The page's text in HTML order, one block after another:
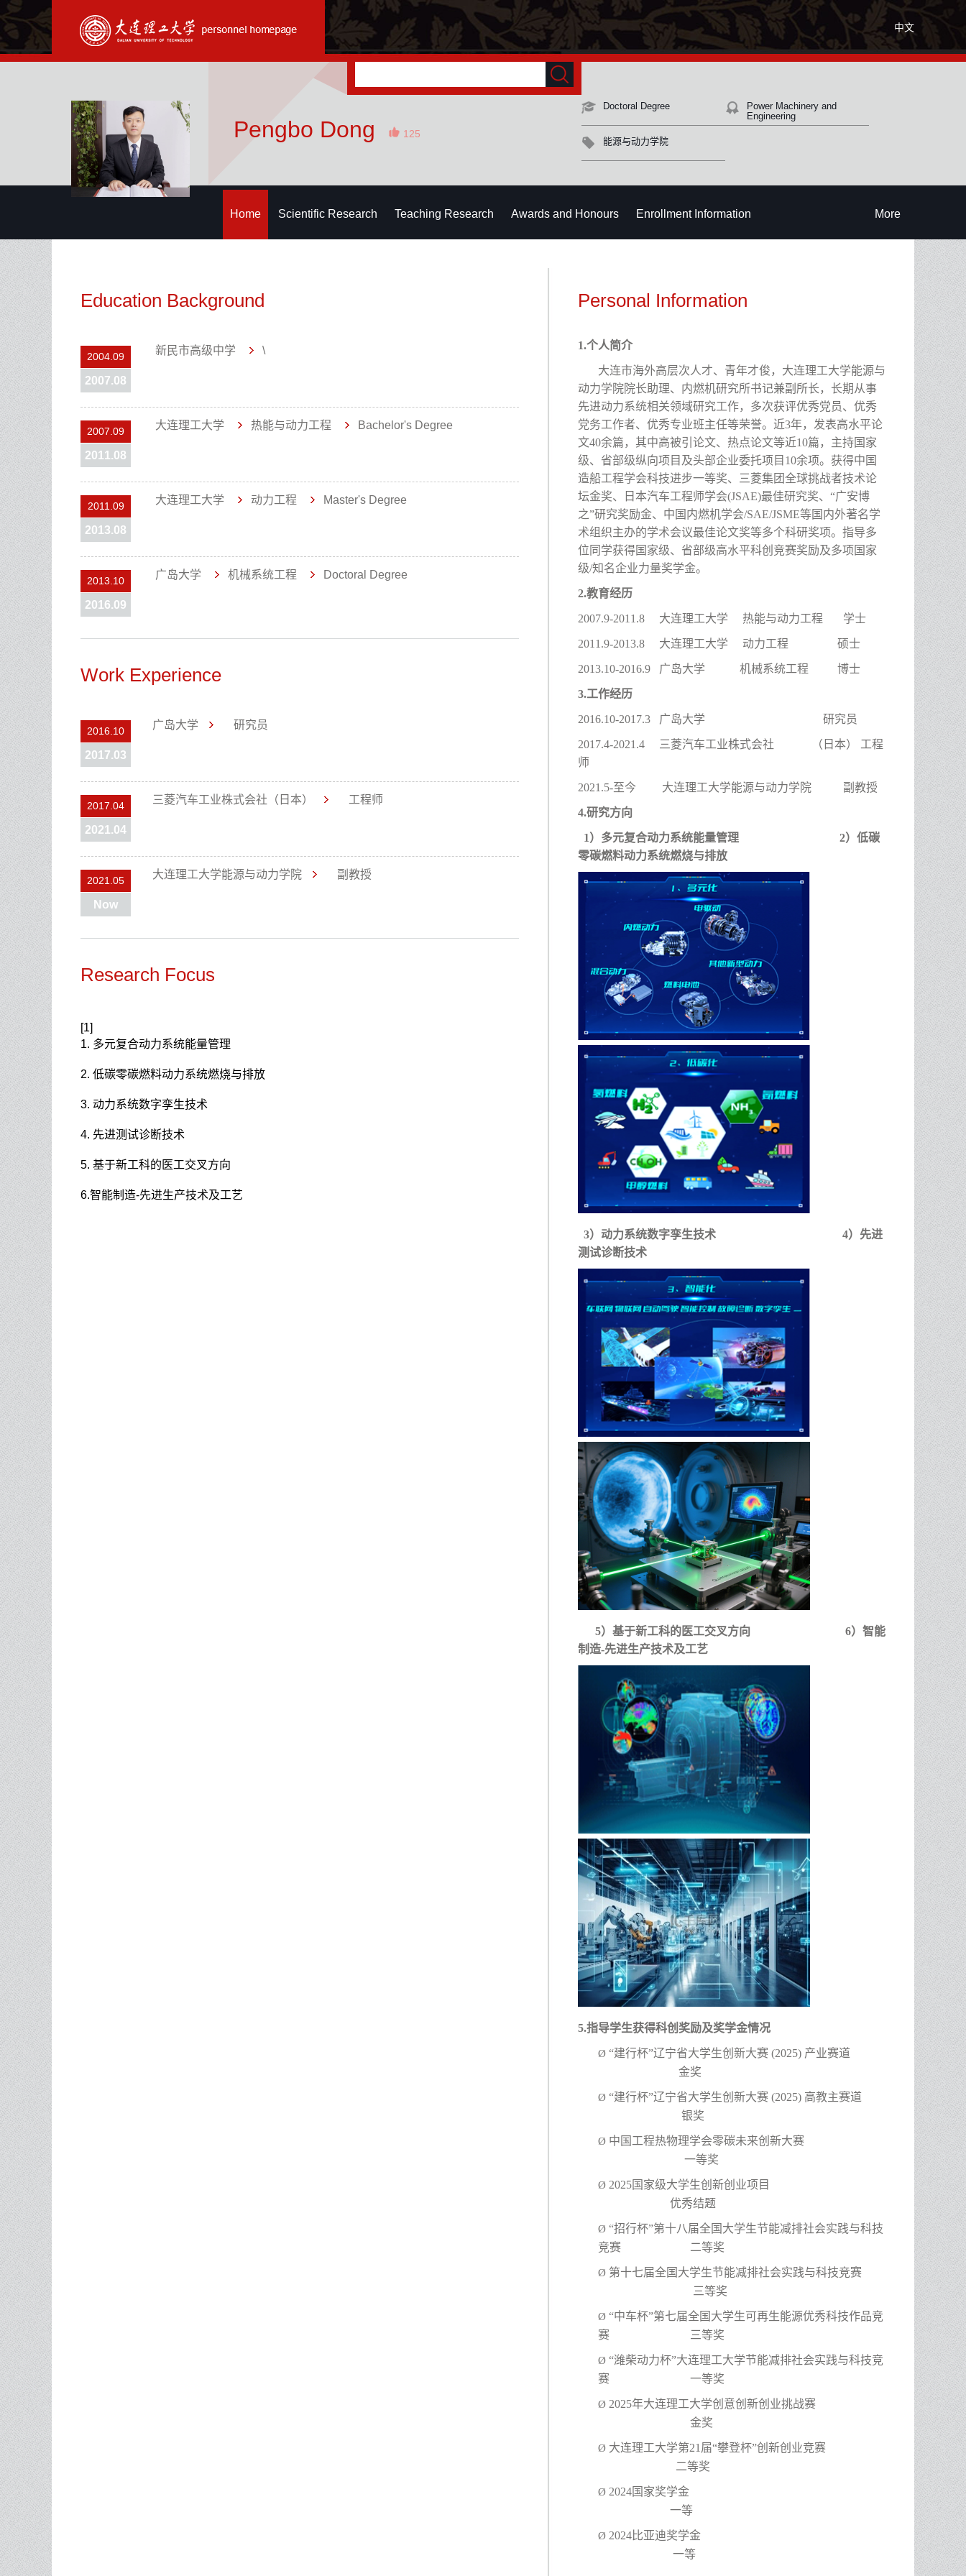
中文
Pengbo Dong 125
Doctoral Degree
Power Machinery and
Engineering
能源与动力学院
Home Scientific Research Teaching Research Awards and Honours Enrollment Information More
Education Background
2004.09
2007.08
新民市高级中学 \
2007.09
2011.08
大连理工大学 热能与动力工程 Bachelor's Degree
2011.09
2013.08
大连理工大学 动力工程 Master's Degree
2013.10
2016.09
广岛大学 机械系统工程 Doctoral Degree
Work Experience
2016.10
2017.03
广岛大学 研究员
2017.04
2021.04
三菱汽车工业株式会社（日本） 工程师
2021.05
Now
大连理工大学能源与动力学院 副教授
Research Focus
[1]
1. 多元复合动力系统能量管理
2. 低碳零碳燃料动力系统燃烧与排放
3. 动力系统数字孪生技术
4. 先进测试诊断技术
5. 基于新工科的医工交叉方向
6.智能制造-先进生产技术及工艺
Personal Information
1.个人简介
大连市海外高层次人才、青年才俊，大连理工大学能源与
动力学院院长助理、内燃机研究所书记兼副所长，长期从事
先进动力系统相关领域研究工作，多次获评优秀党员、优秀
党务工作者、优秀专业班主任等荣誉。近3年，发表高水平论
文40余篇，其中高被引论文、热点论文等近10篇，主持国家
级、省部级纵向项目及头部企业委托项目10余项。获得中国
造船工程学会科技进步一等奖、三菱集团全球挑战者技术论
坛金奖、日本汽车工程师学会(JSAE)最佳研究奖、“广安博
之”研究奖励金、中国内燃机学会/SAE/JSME等国内外著名学
术组织主办的学术会议最佳论文奖等多个科研奖项。指导多
位同学获得国家级、省部级高水平科创竞赛奖励及多项国家
级/知名企业力量奖学金。
2.教育经历
2007.9-2011.8 大连理工大学 热能与动力工程 学士
2011.9-2013.8 大连理工大学 动力工程 硕士
2013.10-2016.9 广岛大学 机械系统工程 博士
3.工作经历
2016.10-2017.3 广岛大学 研究员
2017.4-2021.4 三菱汽车工业株式会社 （日本） 工程
师
2021.5-至今 大连理工大学能源与动力学院 副教授
4.研究方向
1）多元复合动力系统能量管理
2）低碳
零碳燃料动力系统燃烧与排放
3）动力系统数字孪生技术
4）先进
测试诊断技术
5）基于新工科的医工交叉方向
6）智能
制造-先进生产技术及工艺
5.指导学生获得科创奖励及奖学金情况
Ø “建行杯”辽宁省大学生创新大赛 (2025) 产业赛道
金奖
Ø “建行杯”辽宁省大学生创新大赛 (2025) 高教主赛道
银奖
Ø 中国工程热物理学会零碳未来创新大赛
一等奖
Ø 2025国家级大学生创新创业项目
优秀结题
Ø “招行杯”第十八届全国大学生节能减排社会实践与科技
竞赛 二等奖
Ø 第十七届全国大学生节能减排社会实践与科技竞赛
三等奖
Ø “中车杯”第七届全国大学生可再生能源优秀科技作品竞
赛 三等奖
Ø “潍柴动力杯”大连理工大学节能减排社会实践与科技竞
赛 一等奖
Ø 2025年大连理工大学创意创新创业挑战赛
金奖
Ø 大连理工大学第21届“攀登杯”创新创业竞赛
二等奖
Ø 2024国家奖学金
一等
Ø 2024比亚迪奖学金
一等